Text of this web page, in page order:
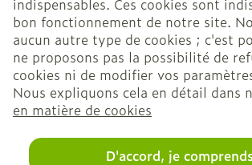
indispensables. Ces cookies sont
bon fonctionnement de notre site.
aucun autre type de cookies ; c'est
ne proposons pas la possibilité de
cookies ni de modifier vos
Nous expliquons cela en détail dans
en matière de cookies
D'accord, je comprends
Liens légaux